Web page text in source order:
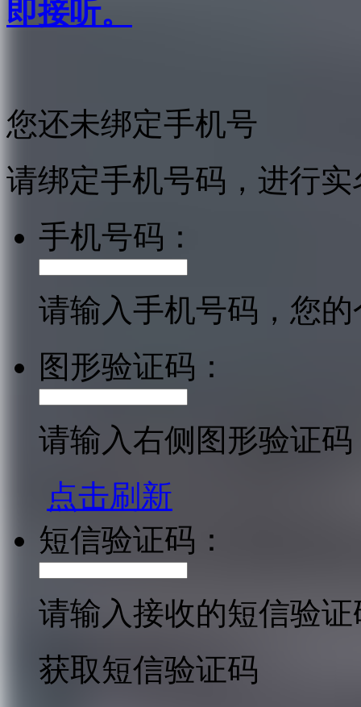
即接听。
您还未绑定手机号
请绑定手机号码，进行
手机号码：
请输入手机号码，您
图形验证码：
请输入右侧图形验证码
点击刷新
短信验证码：
请输入接收的短信验证
获取短信验证码